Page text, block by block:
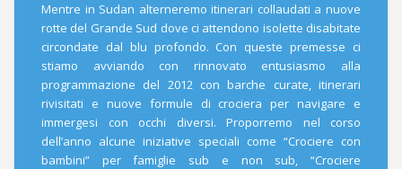
Mentre in Sudan alterneremo itinerari collaudati a nuove
rotte del Grande Sud dove ci attendono isolette disabitate
circondate dal blu profondo. Con queste premesse ci
stiamo avviando con rinnovato entusiasmo alla
programmazione del 2012 con barche curate, itinerari
rivisitati e nuove formule di crociera per navigare e
immergesi con occhi diversi. Proporremo nel corso
dell’anno alcune iniziative speciali come “Crociere con
bambini” per famiglie sub e non sub, “Crociere